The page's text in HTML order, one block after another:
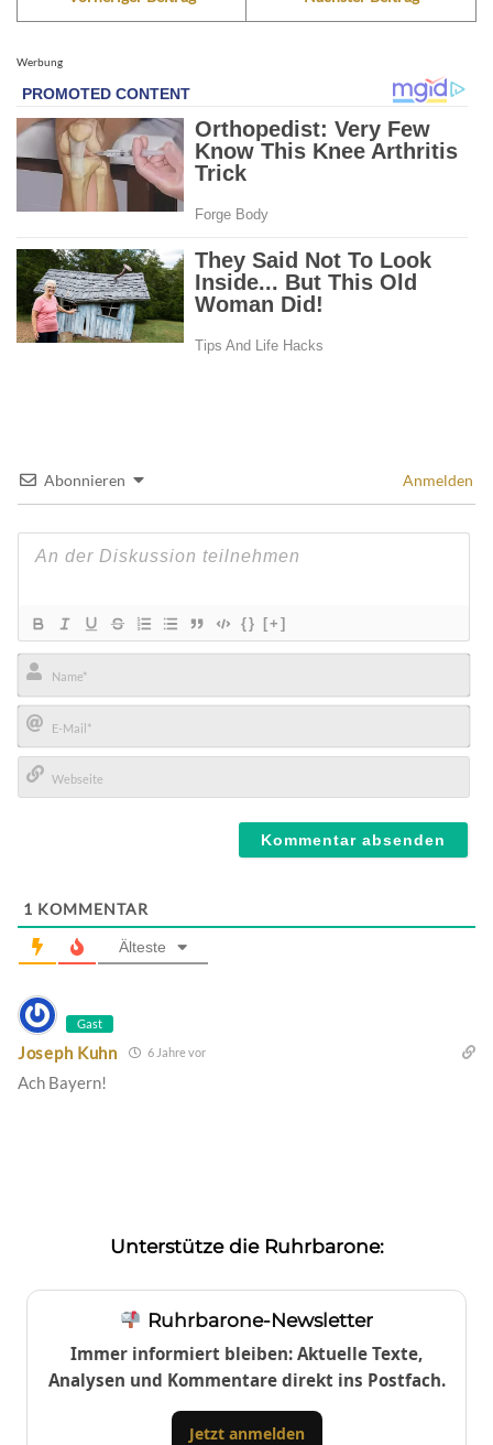
Werbung
Abonnieren Anmelden
{} [+]
Name*
E-
Mail*
1 KOMMENTAR
Älteste
Gast
Joseph Kuhn 6 Jahre vor
Ach Bayern!
Unterstütze die Ruhrbarone:
Ruhrbarone-Newsletter
Immer informiert bleiben: Aktuelle Texte,
Analysen und Kommentare direkt ins Postfach.
Jetzt anmelden